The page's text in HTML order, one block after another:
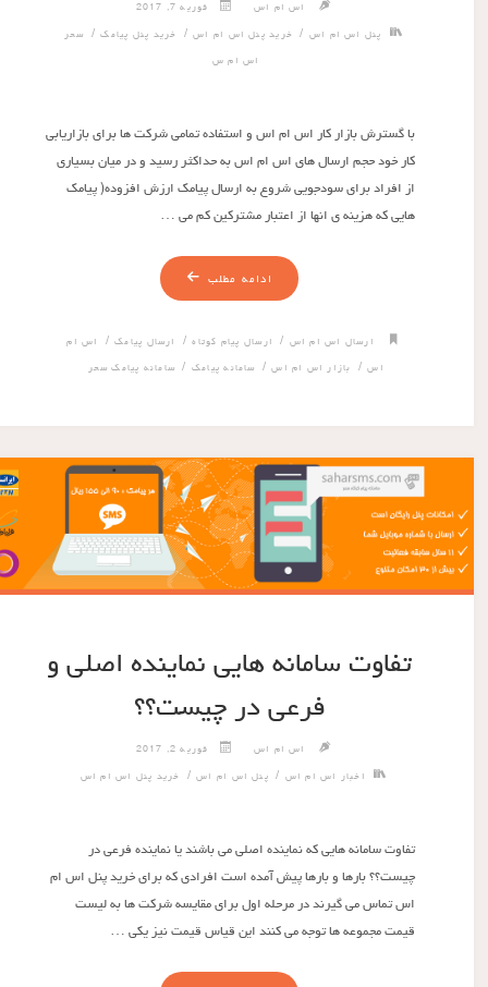
اس ام اس فوریه 7, 2017
پنل اس ام اس/ خرید پنل اس ام اس / خرید پنل پیامک/ سحر
اس ام س
با گسترش بازار کار اس ام اس و استفاده تمامی شرکت ها برای بازاریابی
کار خود حجم ارسال های اس ام اس به حداکثر رسید و در میان بسیاری
از افراد برای سودجویی شروع به ارسال پیامک ارزش افزوده( پیامک
هایی که هزینه ی انها از اعتبار مشترکین کم می …
ادامه مطلب
ارسال اس ام اس/ ارسال پیام کوتاه/ ارسال پیامک / اس ام
اس/ بازار اس ام اس/ سامانه پیامک/ سامانه پیامک سحر
تفاوت سامانه هایی نماینده اصلی و
فرعی در چیست؟؟
اس ام اس فوریه 2, 2017
اخبار اس ام اس/ پنل اس ام اس / خرید پنل اس ام اس
تفاوت سامانه هایی که نماینده اصلی می باشند یا نماینده فرعی در
چیست؟؟ بارها و بارها پیش آمده است افرادی که برای خرید پنل اس ام
اس تماس می گیرند در مرحله اول برای مقایسه شرکت ها به لیست
قیمت مجموعه ها توجه می کنند این قیاس قیمت نیز یکی …